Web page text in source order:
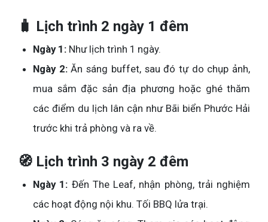
🧳 Lịch trình 2 ngày 1 đêm
Ngày 1: Như lịch trình 1 ngày.
Ngày 2:Ăn sáng buffet, sau đó tự do chụp ảnh,
mua sắm đặc sản địa phương hoặc ghé thăm
các điểm du lịch lân cận như Bãi biển Phước Hải
trước khi trả phòng và ra về.
🧭 Lịch trình 3 ngày 2 đêm
Ngày 1: Đến The Leaf, nhận phòng, trải nghiệm
các hoạt động nội khu. Tối BBQ lửa trại.